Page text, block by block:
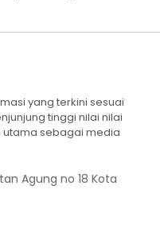
yang terkini sesuai
tinggi nilai nilai
sebagai media
Agung no 18 Kota